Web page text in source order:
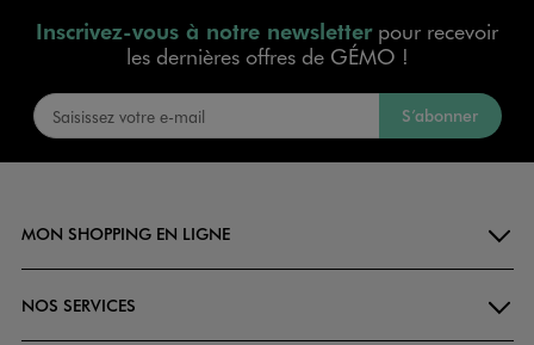
Inscrivez-vous à notre newsletterpour recevoir
les dernières offres de GÉMO !
S’abonner
MON SHOPPING EN LIGNE
NOS SERVICES